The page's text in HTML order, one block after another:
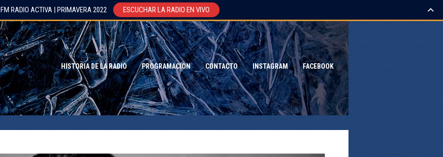
HISTORIA DE LA RADIO PROGRAMACION CONTACTO INSTAGRAM FACEBOOK
FM RADIO ACTIVA | PRIMAVERA 2022 ESCUCHAR LA RADIO EN VIVO